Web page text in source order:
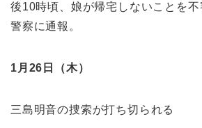
後10時頃、娘が帰宅しないことを
警察に通報。
1月26日（木）
三島明音の捜索が打ち切られる